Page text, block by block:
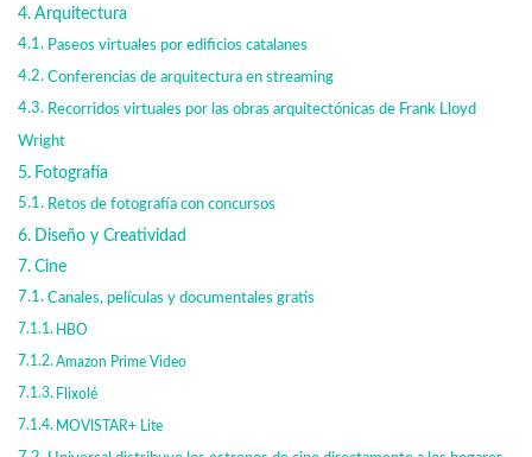
Arquitectura
Paseos virtuales por edificios catalanes
Conferencias de arquitectura en streaming
Recorridos virtuales por las obras arquitectónicas de Frank Lloyd
Wright
Fotografía
Retos de fotografía con concursos
Diseño y Creatividad
Cine
Canales, películas y documentales gratis
HBO
Amazon Prime Video
Flixolé
MOVISTAR+ Lite